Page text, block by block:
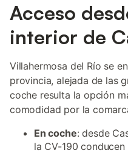
Acceso
interior de
Villahermosa del Río se
provincia, alejada de las
coche resulta la opción
comodidad por la
En coche: desde
la CV-190